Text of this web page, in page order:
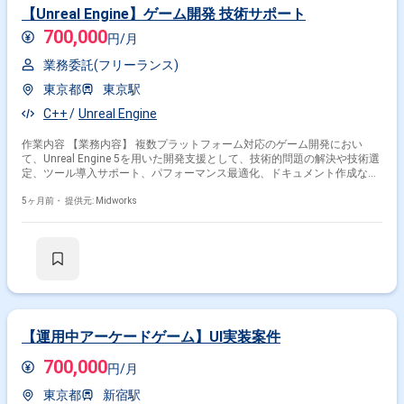
【Unreal Engine】ゲーム開発 技術サポート
700,000円/月
業務委託(フリーランス)
東京都
東京駅
C++
Unreal Engine
作業内容 【業務内容】 複数プラットフォーム対応のゲーム開発におい
て、Unreal Engine 5を用いた開発支援として、技術的問題の解決や技術選
定、ツール導入サポート、パフォーマンス最適化、ドキュメント作成など
る技術サポート ・発生した技術的問題の解決、チームメンバーとの協業
5ヶ月前・ 提供元: Midworks
【運用中アーケードゲーム】UI実装案件
700,000円/月
東京都
新宿駅